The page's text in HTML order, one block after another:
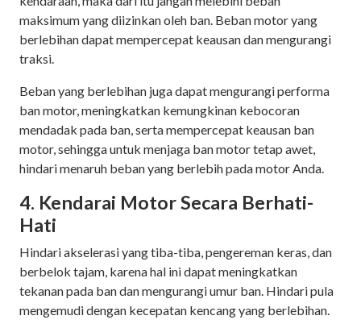
maksimum yang diizinkan oleh ban. Beban motor yang
berlebihan dapat mempercepat keausan dan mengurangi
traksi.
Beban yang berlebihan juga dapat mengurangi performa
ban motor, meningkatkan kemungkinan kebocoran
mendadak pada ban, serta mempercepat keausan ban
motor, sehingga untuk menjaga ban motor tetap awet,
hindari menaruh beban yang berlebih pada motor Anda.
4. Kendarai Motor Secara Berhati-
Hati
Hindari akselerasi yang tiba-tiba, pengereman keras, dan
berbelok tajam, karena hal ini dapat meningkatkan
tekanan pada ban dan mengurangi umur ban. Hindari pula
mengemudi dengan kecepatan kencang yang berlebihan.